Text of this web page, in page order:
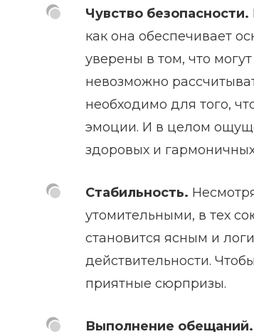
Чувство безопасности.
как она обеспечивает
уверены в том, что
невозможно
необходимо для того,
эмоции. И в целом
здоровых и
Стабильность.
утомительными, в тех
становится ясным и
действительности.
приятные сюрпризы.
Выполнение обещаний.